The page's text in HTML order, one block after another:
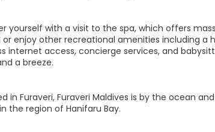
in Furaveri, Furaveri Maldives is by the ocean
the region of Hanifaru Bay.
yourself with a visit to the spa, which offers
or enjoy other recreational amenities including
internet access, concierge services, and
a breeze.